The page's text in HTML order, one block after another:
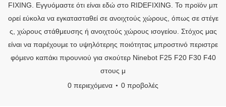
FIXING. Εγγυόμαστε ότι είναι εδώ στο RIDEFIXING. Το προϊόν μπ
ορεί εύκολα να εγκατασταθεί σε ανοιχτούς χώρους, όπως σε στέγε
ς, χώρους στάθμευσης ή ανοιχτούς χώρους ισογείου. Στόχος μας
είναι να παρέχουμε το υψηλότερης ποιότητας μπροστινό περιστρε
φόμενο καπάκι πιρουνιού για σκούτερ Ninebot F25 F20 F30 F40
στους μ
0 περιεχόμενα
0 προβολές